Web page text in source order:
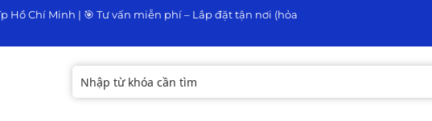
Hồ Chí Minh | 🎯 Tư vấn miễn phí – Lắp đặt tận nơi (hỏa